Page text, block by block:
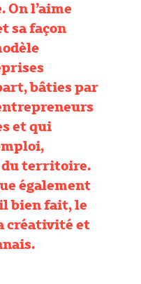
l’aime
sa façon
bâties par
et qui
du territoire.
également
bien fait, le
créativité et